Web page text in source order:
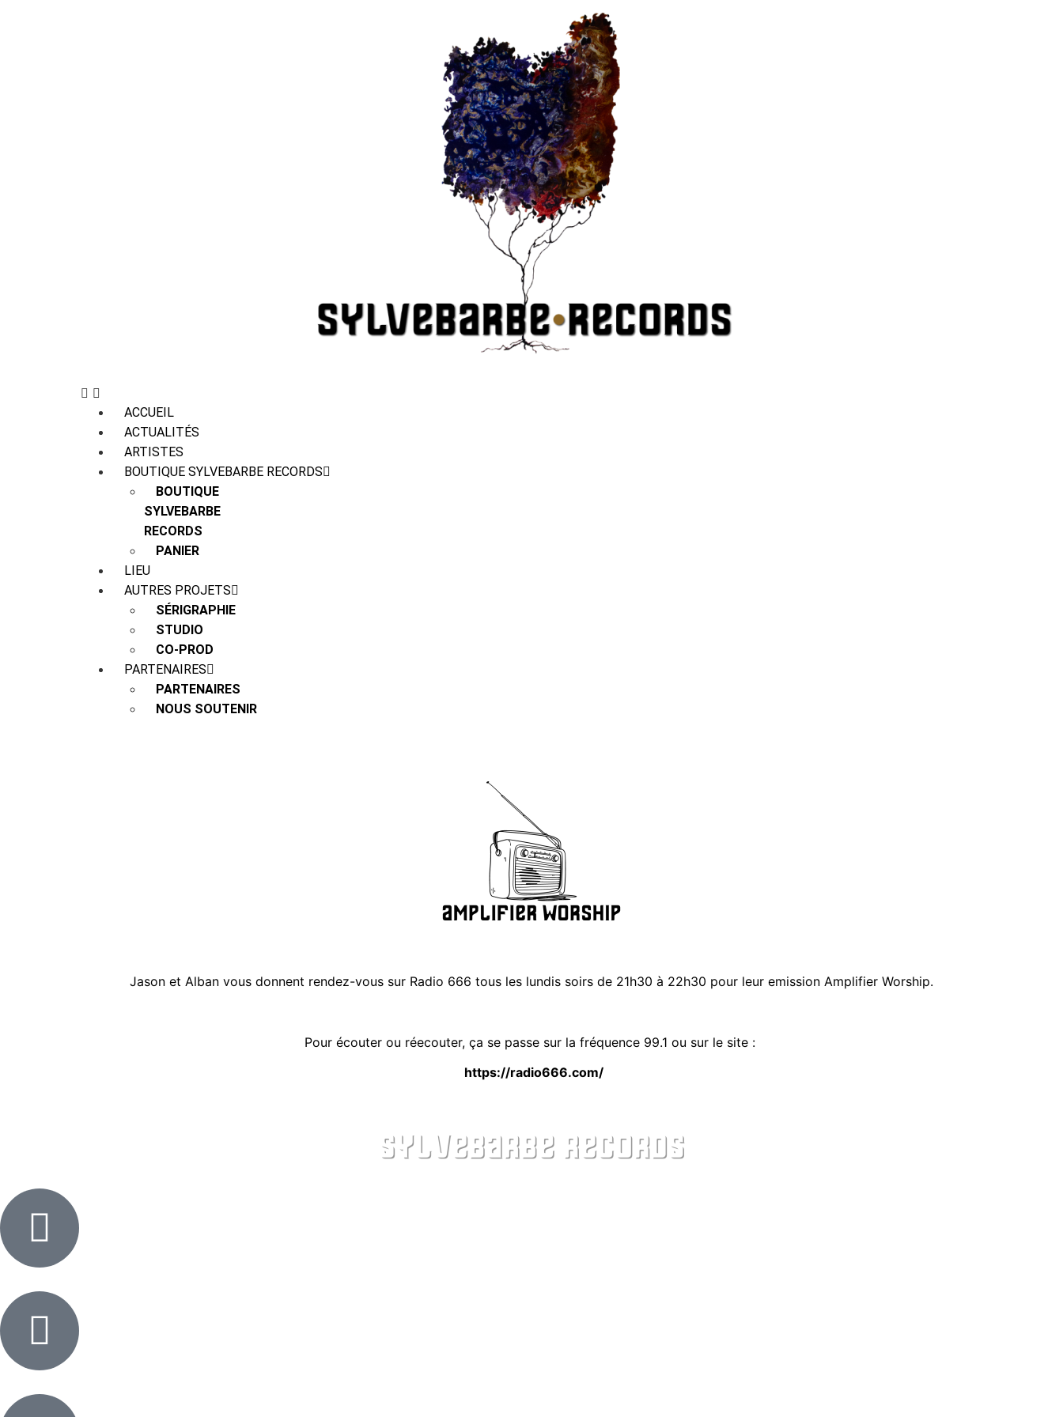
ACCUEIL
ACTUALITÉS
ARTISTES
BOUTIQUE SYLVEBARBE RECORDS
BOUTIQUE
SYLVEBARBE
RECORDS
PANIER
LIEU
AUTRES PROJETS
SÉRIGRAPHIE
STUDIO
CO-PROD
PARTENAIRES
PARTENAIRES
NOUS SOUTENIR
Jason et Alban vous donnent rendez-vous sur Radio 666 tous les lundis soirs de 21h30 à 22h30 pour leur emission Amplifier Worship.
Pour écouter ou réecouter, ça se passe sur la fréquence 99.1 ou sur le site :
https://radio666.com/